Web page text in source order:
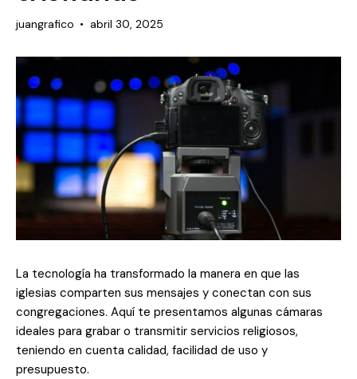
juangrafico abril 30, 2025
La tecnología ha transformado la manera en que las
iglesias comparten sus mensajes y conectan con sus
congregaciones. Aquí te presentamos algunas cámaras
ideales para grabar o transmitir servicios religiosos,
teniendo en cuenta calidad, facilidad de uso y
presupuesto.